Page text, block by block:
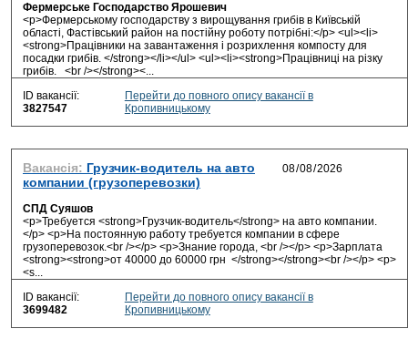
Фермерське Господарство Ярошевич
<p>Фермерському господарству з вирощування грибів в Київській
області, Фастівський район на постійну роботу потрібні:</p> <ul><li>
<strong>Працівники на завантаження і розрихлення компосту для
посадки грибів. </strong></li></ul> <ul><li><strong>Працівниці на різку
грибів. <br /></strong><...
ID вакансії:
3827547
Перейти до повного опису вакансії в
Кропивницькому
Вакансія: Грузчик-водитель на авто
компании (грузоперевозки)
СПД Суяшов
<p>Требуется <strong>Грузчик-водитель</strong> на авто компании.
</p> <p>На постоянную работу требуется компании в сфере
грузоперевозок.<br /></p> <p>Знание города, <br /></p> <p>Зарплата
<strong><strong>от 40000 до 60000 грн </strong></strong><br /></p> <p>
<s...
ID вакансії:
3699482
Перейти до повного опису вакансії в
Кропивницькому